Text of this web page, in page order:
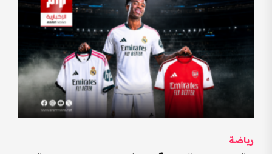
رياضة